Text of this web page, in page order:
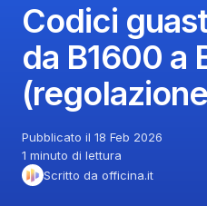
Codici
da B1600 a
Pubblicato il 18 Feb 2026
1 minuto di lettura
Scritto da officina.it